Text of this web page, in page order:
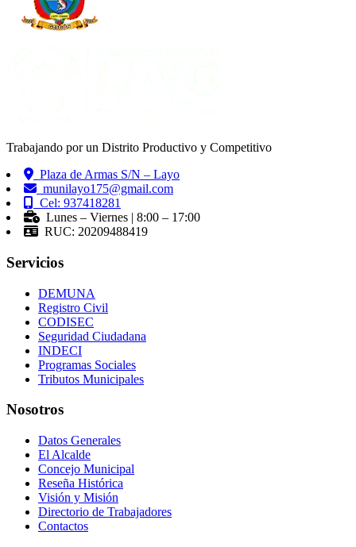
Trabajando por un Distrito Productivo y Competitivo
Plaza de Armas S/N – Layo
munilayo175@gmail.com
Cel: 937418281
Lunes – Viernes | 8:00 – 17:00
RUC: 20209488419
Servicios
DEMUNA
Registro Civil
CODISEC
Seguridad Ciudadana
INDECI
Programas Sociales
Tributos Municipales
Nosotros
Datos Generales
El Alcalde
Concejo Municipal
Reseña Histórica
Visión y Misión
Directorio de Trabajadores
Contactos